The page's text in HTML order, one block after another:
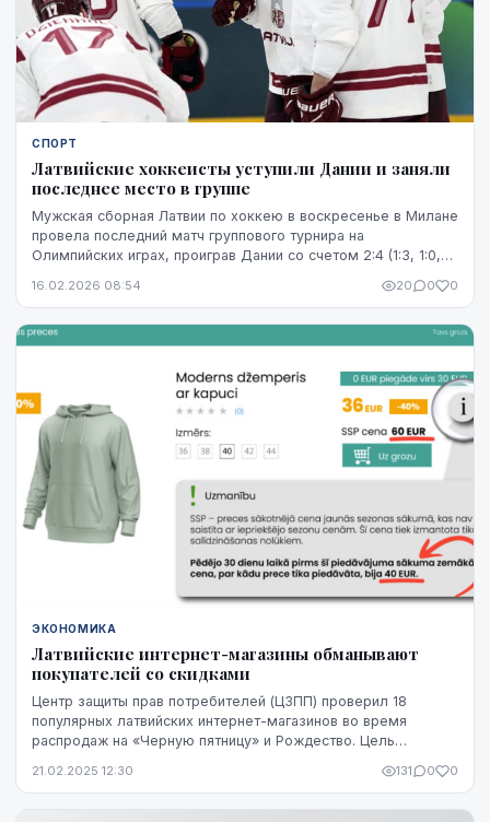
СПОРТ
Латвийские хоккеисты уступили Дании и заняли
последнее место в группе
Мужская сборная Латвии по хоккею в воскресенье в Милане
провела последний матч группового турнира на
Олимпийских играх, проиграв Дании со счетом 2:4 (1:3, 1:0,
16.02.2026 08:54 20 0 0
ЭКОНОМИКА
Латвийские интернет-магазины обманывают
покупателей со скидками
Центр защиты прав потребителей (ЦЗПП) проверил 18
популярных латвийских интернет-магазинов во время
распродаж на «Черную пятницу» и Рождество. Цель
21.02.2025 12:30 131 0 0